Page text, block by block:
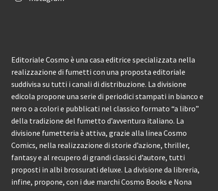
Editoriale Cosmo è una casa editrice specializzata nella
realizzazione di fumetti con una proposta editoriale
suddivisa su tutti i canali di distribuzione. La divisione
edicola propone una serie di periodici stampati in bianco e
nero o a colori e pubblicati nel classico formato “a libro”
della tradizione del fumetto d’avventura italiano. La
divisione fumetteria è attiva, grazie alla linea Cosmo
Comics, nella realizzazione di storie d’azione, thriller,
fantasy e al recupero di grandi classici d’autore, tutti
proposti in albi brossurati deluxe. La divisione da libreria,
infine, propone, con i due marchi Cosmo Books e Nona